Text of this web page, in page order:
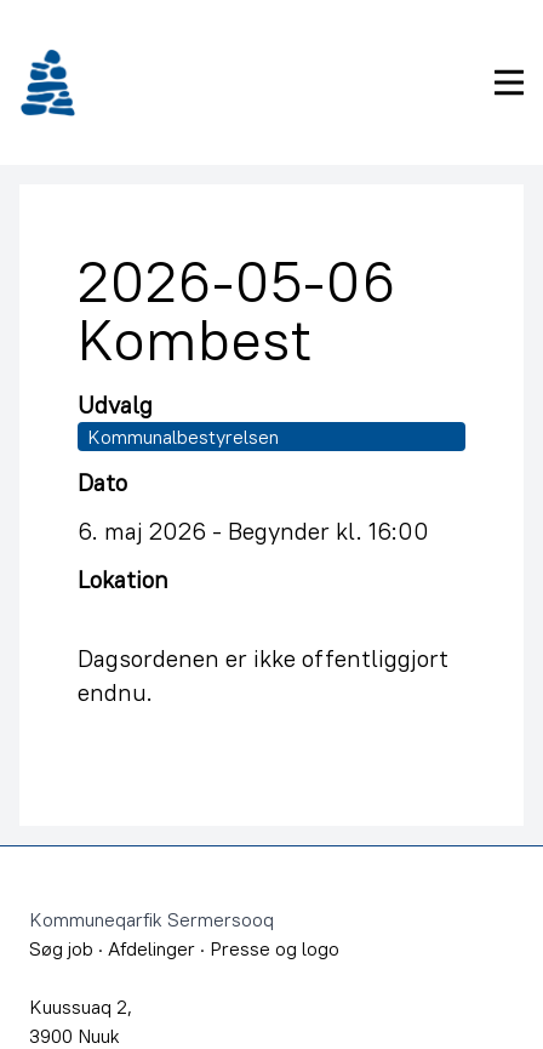
indhold
2026-05-06
Kombest
Udvalg
Kommunalbestyrelsen
Dato
6. maj 2026 - Begynder kl. 16:00
Lokation
Dagsordenen er ikke offentliggjort
endnu.
Kommuneqarfik Sermersooq
Søg job · Afdelinger · Presse og logo
Kuussuaq 2,
3900 Nuuk